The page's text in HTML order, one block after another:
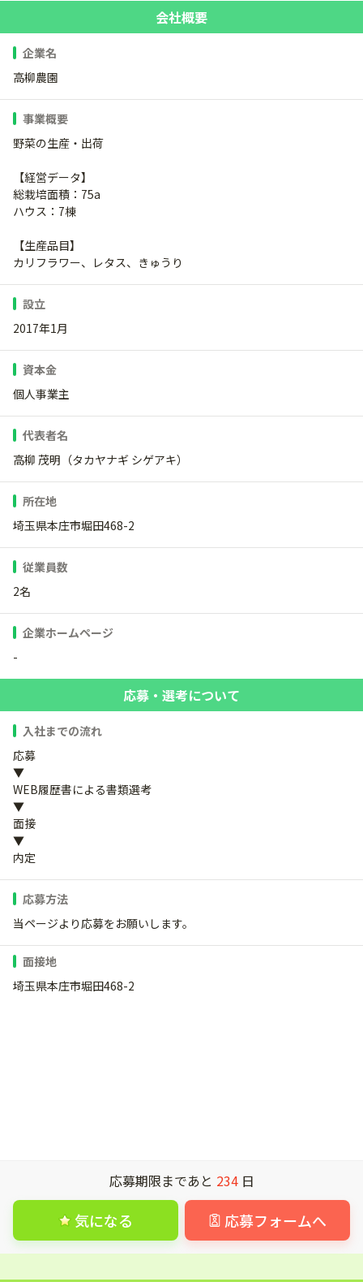
会社概要
企業名
高柳農園
事業概要
野菜の生産・出荷
【経営データ】
総栽培面積：75a
ハウス：7棟
【生産品目】
カリフラワー、レタス、きゅうり
設立
2017年1月
資本金
個人事業主
代表者名
高柳 茂明（タカヤナギ シゲアキ）
所在地
埼玉県本庄市堀田468-2
従業員数
2名
企業ホームページ
-
応募・選考について
入社までの流れ
応募
▼
WEB履歴書による書類選考
▼
面接
▼
内定
応募方法
当ページより応募をお願いします。
面接地
埼玉県本庄市堀田468-2
応募期限まであと 234日
気になる 応募フォームへ